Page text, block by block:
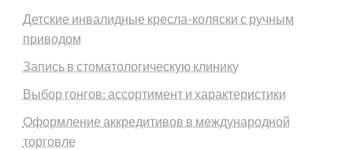
Детские инвалидные кресла-коляски с ручным
приводом
Запись в стоматологическую клинику
Выбор гонгов: ассортимент и характеристики
Оформление аккредитивов в международной
торговле